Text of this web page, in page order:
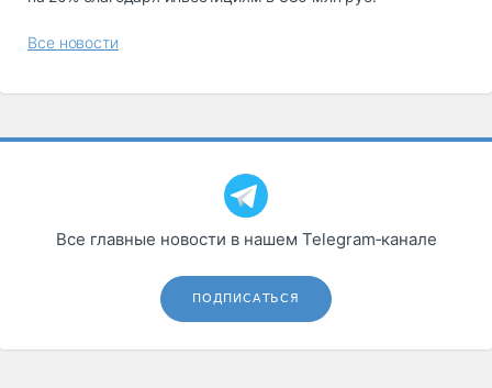
Все новости
Все главные новости в нашем Telegram‑канале
ПОДПИСАТЬСЯ